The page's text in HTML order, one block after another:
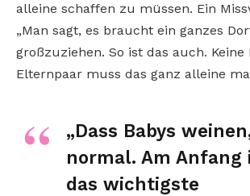
alleine schaffen zu müssen. Ein
„Man sagt, es braucht ein ganzes
großzuziehen. So ist das auch. Keine
Elternpaar muss das ganz alleine
„Dass Babys
normal. Am Anfang
das wichtigste